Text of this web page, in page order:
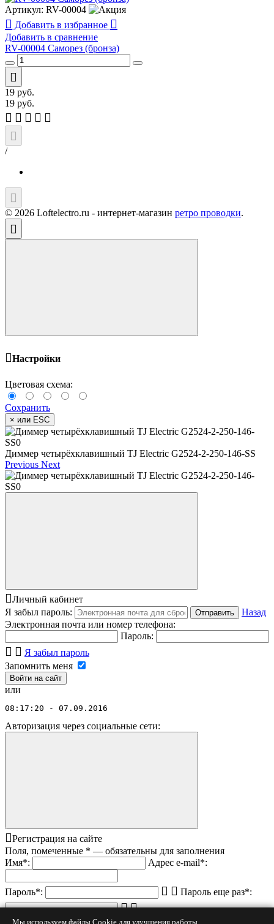
Артикул: RV-00004
Добавить в избранное
Добавить в сравнение
RV-00004 Саморез (бронза)
19 руб.
19 руб.
/
© 2026 Loftelectro.ru - интернет-магазин ретро проводки.
Настройки
Цветовая схема:
Сохранить
× или ESC
Диммер четырёхклавишный TJ Electric G2524-2-250-146-SS
Previous Next
Личный кабинет
Я забыл пароль:
Отправить
Назад
Электронная почта или номер телефона:
Пароль:
Я забыл пароль
Запомнить меня
или
08:17:20 - 07.09.2016
Авторизация через социальные сети:
Регистрация на сайте
Поля, помеченные * — обязательны для заполнения
Имя*: Адрес e-mail*:
Пароль*: Пароль еще раз*:
Код с картинки*:
Мы используем файлы Cookie для улучшения работы